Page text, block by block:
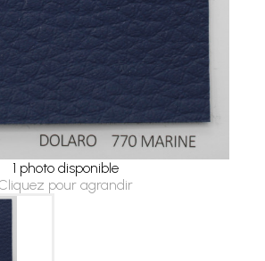
1 photo disponible
pour agrandir